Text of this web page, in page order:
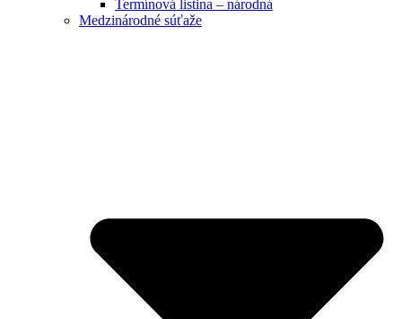
Termínová listina – národná
Medzinárodné súťaže